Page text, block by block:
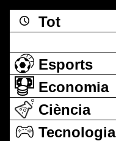
Tot
Esports
Economia
Ciència
Tecnologia